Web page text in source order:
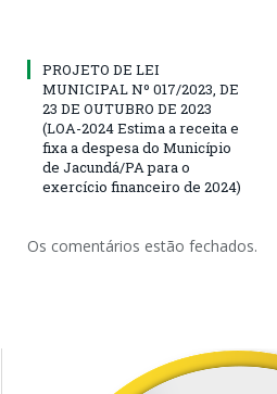
PROJETO DE LEI
MUNICIPAL Nº 017/2023, DE
23 DE OUTUBRO DE 2023
(LOA-2024 Estima a receita e
fixa a despesa do Município
de Jacundá/PA para o
exercício financeiro de 2024)
Os comentários estão fechados.